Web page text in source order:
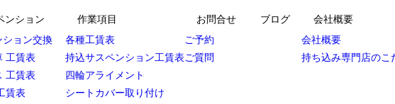
ンション
ション交換
工賃表
工賃表
賃表
作業項目
各種工賃表
持込サスペンション工賃表
四輪アライメント
シートカバー取り付け
お問合せ
ご予約
ご質問
ブログ
会社概要
会社概要
持ち込み専門店のこ